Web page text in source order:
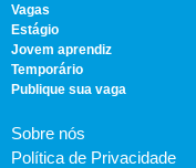
Vagas
Estágio
Jovem aprendiz
Temporário
Publique sua vaga
Sobre nós
Política de Privacidade